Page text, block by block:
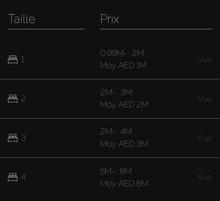
Taille
1
2
3
4
Prix
0.99M- 2M
Moy. AED 1M
Vue
2M- 3M
Moy. AED 2M
Vue
2M- 4M
Moy. AED 3M
Vue
5M- 8M
Moy. AED 6M
Vue